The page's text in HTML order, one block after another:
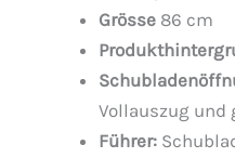
Grösse 86 cm
Vollauszug und
Führer: